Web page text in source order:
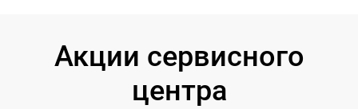
Акции сервисного
центра